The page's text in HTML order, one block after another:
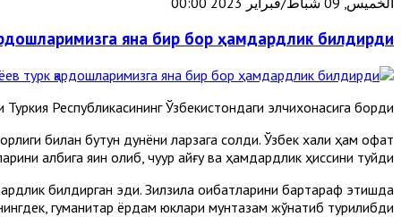
яна бир бор ҳамдардлик билдирди
Республикасининг Ўзбекистондаги элчихонасига борди.
билан бутун дунёни ларзага солди. Ўзбек халқи ҳам офат
қалбига яқин олиб, чуқур қайғу ва ҳамдардлик ҳиссини туйди.
билдирган эди. Зилзила оқибатларини бартараф этишда
гуманитар ёрдам юклари мунтазам жўнатиб турилибди.